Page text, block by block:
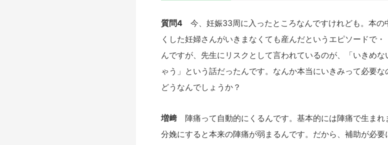
質問4 今、妊娠33周に入ったところなんですけれども。本の
くした妊婦さんがいきまなくても産んだというエピソードで
んですが、先生にリスクとして言われているのが、「いきめ
ゃう」という話だったんです。なんか本当にいきみって必要な
どうなんでしょうか？
増﨑 陣痛って自動的にくるんです。基本的には陣痛で生ま
分娩にすると本来の陣痛が弱まるんです。だから、補助が必